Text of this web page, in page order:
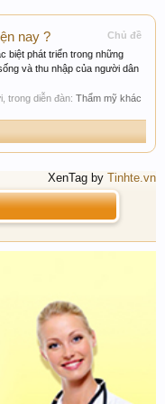
Chủ đề
nay ?
biệt phát triển trong những
và thu nhập của người dân
trong diễn đàn: Thẩm mỹ khác
XenTag by Tinhte.vn